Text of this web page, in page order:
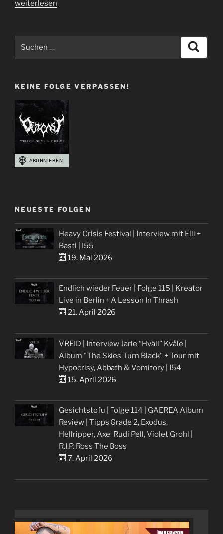
„Folge
Rest
weiterlesen
KEINE FOLGE VERPASSEN!
NEUESTE FOLGEN
Heavy Crisis Festival | Interview mit Elli +
Basti | I55
19. Mai 2026
Endlich wieder Feuer | Folge 115 | Kreator
Live in Berlin + A Lesson In Thrash
21. April 2026
VREID | Interview Jarle “Hváll” Kvåle |
Album "The Skies Turn Black" + Tour mit
Hypocrisy, Abbath & Vomitory | I54
15. April 2026
Gesichtstofu | Folge 114 | GAEREA Album
Review | Tipps Grade 2, Exodus,
Hellripper, Axel Rudi Pell, Violet Grohl |
R.I.P. Ross The Boss
7. April 2026